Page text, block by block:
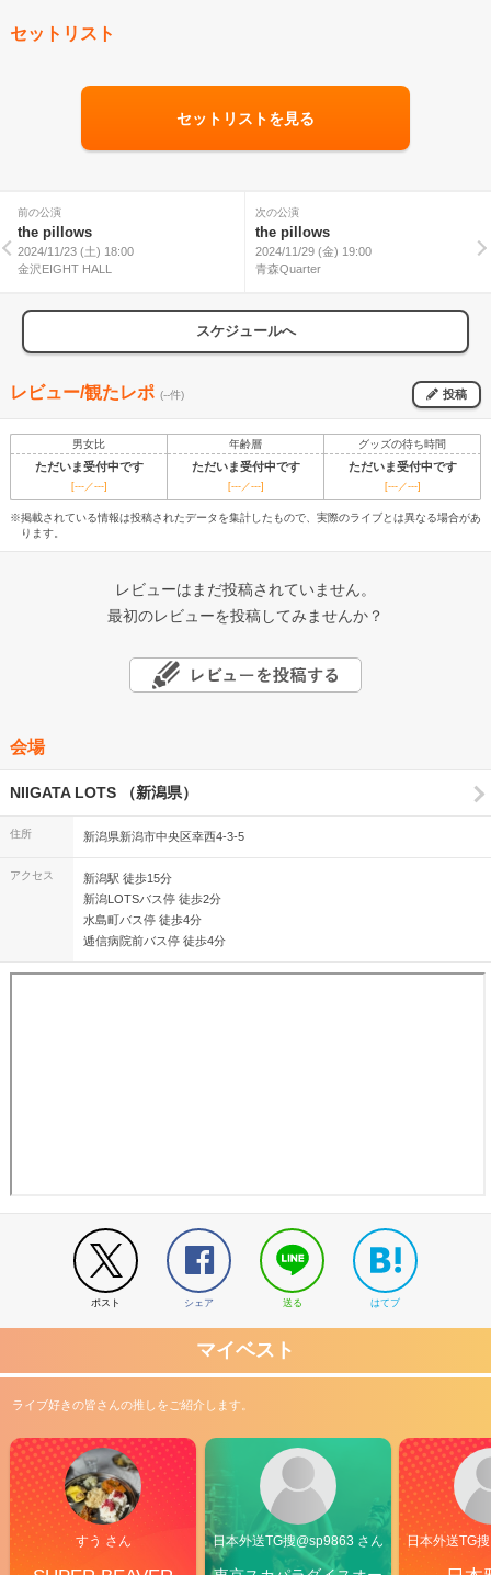
セットリスト
セットリストを見る
前の公演
the pillows
2024/11/23 (土) 18:00
金沢EIGHT HALL
次の公演
the pillows
2024/11/29 (金) 19:00
青森Quarter
スケジュールへ
レビュー/観たレポ (--件) 投稿
男女比 年齢層 グッズの待ち時間
ただいま受付中です ただいま受付中です ただいま受付中です
[---／---] [---／---] [---／---]
※掲載されている情報は投稿されたデータを集計したもので、実際のライブとは異なる場合があ
ります。
レビューはまだ投稿されていません。
最初のレビューを投稿してみませんか？
会場
NIIGATA LOTS （新潟県）
住所 新潟県新潟市中央区幸西4-3-5
アクセス
新潟駅 徒歩15分
新潟LOTSバス停 徒歩2分
水島町バス停 徒歩4分
逓信病院前バス停 徒歩4分
ポスト シェア 送る はてブ
マイベスト
ライブ好きの皆さんの推しをご紹介します。
すう さん 日本外送TG搜@sp9863 さん 日本外送TG